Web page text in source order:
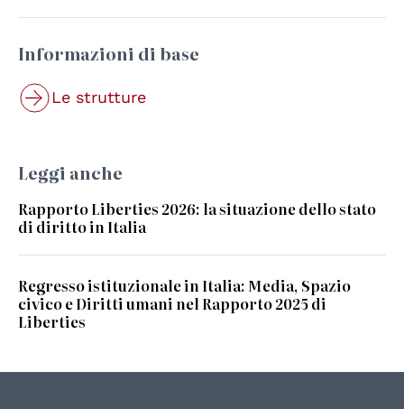
Informazioni di base
Le strutture
Leggi anche
Rapporto Liberties 2026: la situazione dello stato
di diritto in Italia
Regresso istituzionale in Italia: Media, Spazio
civico e Diritti umani nel Rapporto 2025 di
Liberties